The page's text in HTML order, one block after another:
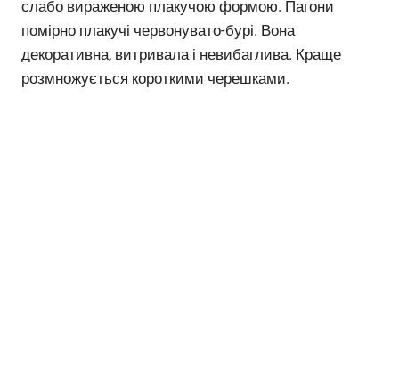
слабо вираженою плакучою формою. Пагони
помірно плакучі червонувато-бурі. Вона
декоративна, витривала і невибаглива. Краще
розмножується короткими черешками.